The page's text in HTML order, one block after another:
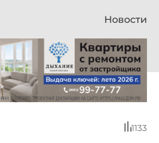
Новости
1133